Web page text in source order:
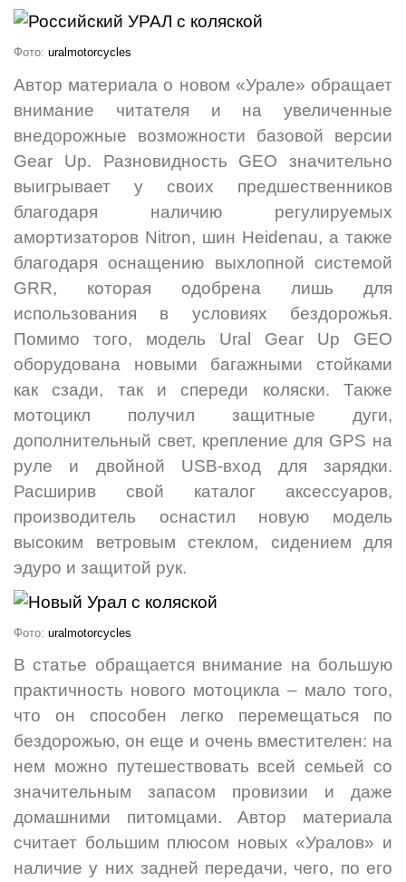
Фото: uralmotorcycles
Автор материала о новом «Урале» обращает
внимание читателя и на увеличенные
внедорожные возможности базовой версии
Gear Up. Разновидность GEO значительно
выигрывает у своих предшественников
благодаря наличию регулируемых
амортизаторов Nitron, шин Heidenau, а также
благодаря оснащению выхлопной системой
GRR, которая одобрена лишь для
использования в условиях бездорожья.
Помимо того, модель Ural Gear Up GEO
оборудована новыми багажными стойками
как сзади, так и спереди коляски. Также
мотоцикл получил защитные дуги,
дополнительный свет, крепление для GPS на
руле и двойной USB-вход для зарядки.
Расширив свой каталог аксессуаров,
производитель оснастил новую модель
высоким ветровым стеклом, сидением для
эдуро и защитой рук.
Фото: uralmotorcycles
В статье обращается внимание на большую
практичность нового мотоцикла – мало того,
что он способен легко перемещаться по
бездорожью, он еще и очень вместителен: на
нем можно путешествовать всей семьей со
значительным запасом провизии и даже
домашними питомцами. Автор материала
считает большим плюсом новых «Уралов» и
наличие у них задней передачи, чего, по его